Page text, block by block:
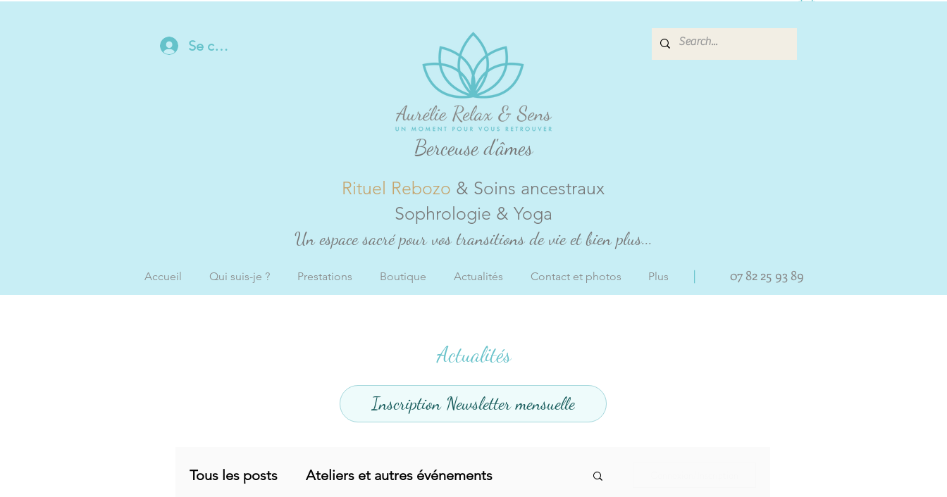
Actualités
Inscription Newsletter mensuelle
Tous les posts Ateliers et autres événements
Se connecter
Berceuse d'âmes
Rituel Rebozo & Soins ancestraux
Sophrologie & Yoga
Un espace sacré pour vos transitions de vie et bien plus...
Accueil Qui suis-je ? Prestations Boutique Actualités Contact et photos Plus | 07 82 25 93 89